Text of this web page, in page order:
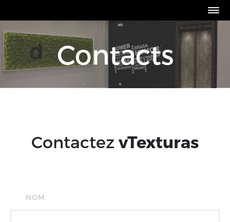
Contacts
Contactez vTexturas
NOM